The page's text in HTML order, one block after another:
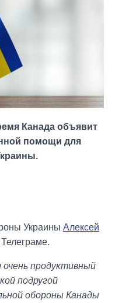
Канада объявит
помощи для
Украины Алексей
продуктивный
подругой
обороны Канады